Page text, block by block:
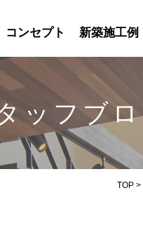
コンセプト 新築施工例
ッフブ
TOP >